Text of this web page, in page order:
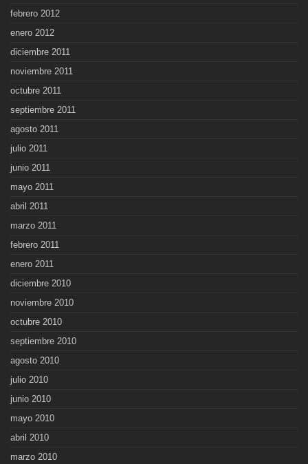
febrero 2012
enero 2012
diciembre 2011
noviembre 2011
octubre 2011
septiembre 2011
agosto 2011
julio 2011
junio 2011
mayo 2011
abril 2011
marzo 2011
febrero 2011
enero 2011
diciembre 2010
noviembre 2010
octubre 2010
septiembre 2010
agosto 2010
julio 2010
junio 2010
mayo 2010
abril 2010
marzo 2010